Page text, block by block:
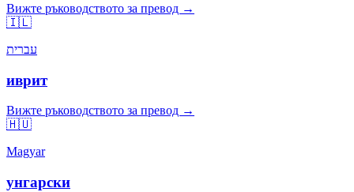
Вижте ръководството за превод →
🇮🇱
עברית
иврит
Вижте ръководството за превод →
🇭🇺
Magyar
унгарски